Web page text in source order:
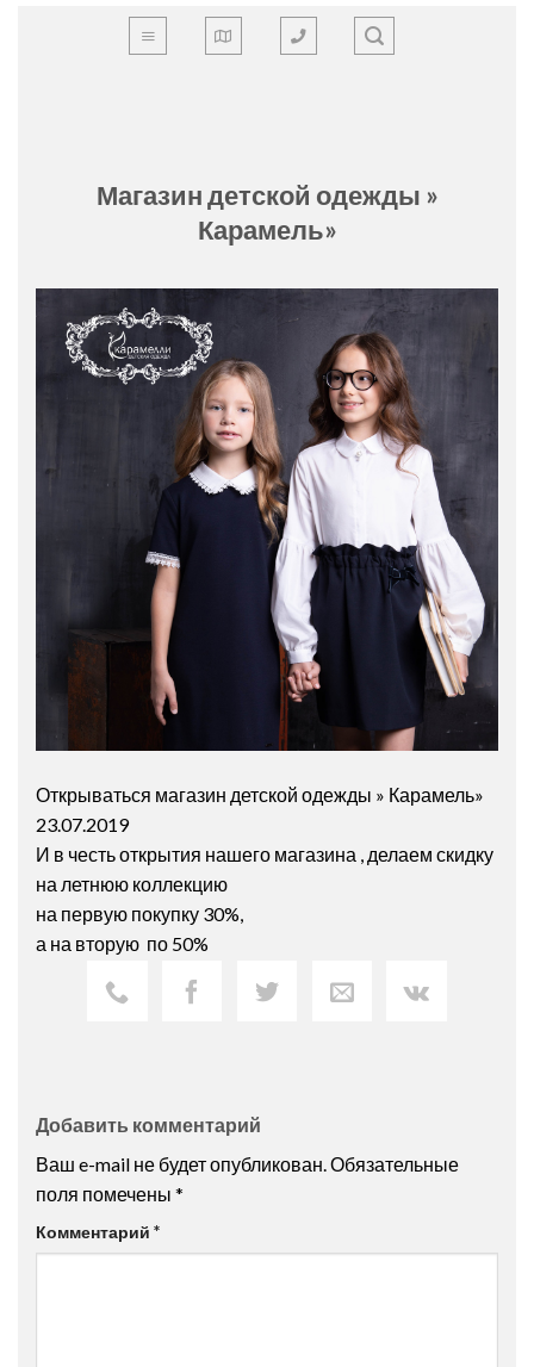
Магазин детской одежды »
Карамель»
Открываться магазин детской одежды » Карамель»
23.07.2019
И в честь открытия нашего магазина , делаем скидку
на летнюю коллекцию
на первую покупку 30%,
а на вторую по 50%
Добавить комментарий
Ваш e-mail не будет опубликован. Обязательные
поля помечены *
Комментарий *